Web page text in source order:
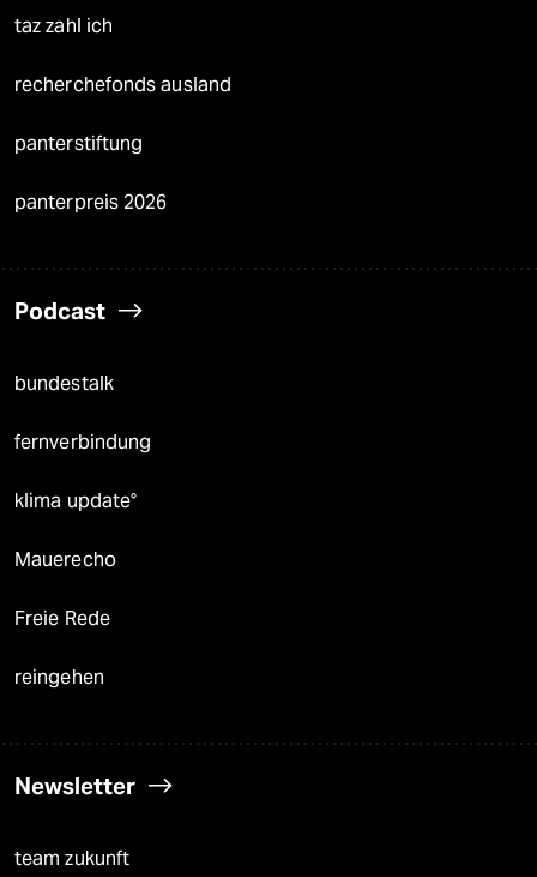
taz zahl ich
recherchefonds ausland
panterstiftung
panterpreis 2026
Podcast
bundestalk
fernverbindung
klima update°
Mauerecho
Freie Rede
reingehen
Newsletter
team zukunft